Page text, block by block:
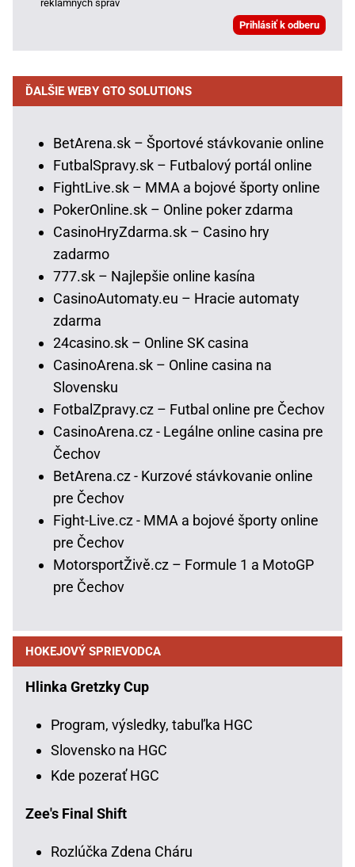
reklamných správ
ĎALŠIE WEBY GTO SOLUTIONS
BetArena.sk – Športové stávkovanie online
FutbalSpravy.sk – Futbalový portál online
FightLive.sk – MMA a bojové športy online
PokerOnline.sk – Online poker zdarma
CasinoHryZdarma.sk – Casino hry
zadarmo
777.sk – Najlepšie online kasína
CasinoAutomaty.eu – Hracie automaty
zdarma
24casino.sk – Online SK casina
CasinoArena.sk – Online casina na
Slovensku
FotbalZpravy.cz – Futbal online pre Čechov
CasinoArena.cz - Legálne online casina pre
Čechov
BetArena.cz - Kurzové stávkovanie online
pre Čechov
Fight-Live.cz - MMA a bojové športy online
pre Čechov
MotorsportŽivě.cz – Formule 1 a MotoGP
pre Čechov
HOKEJOVÝ SPRIEVODCA
Hlinka Gretzky Cup
Program, výsledky, tabuľka HGC
Slovensko na HGC
Kde pozerať HGC
Zee's Final Shift
Rozlúčka Zdena Cháru